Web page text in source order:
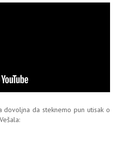
da steknemo pun utisak o